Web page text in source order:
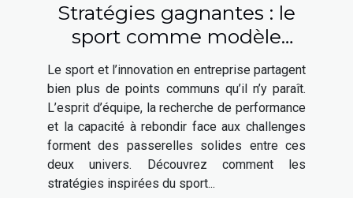
Stratégies gagnantes : le
sport comme modèle
pour l'innovation en
entreprise
Le sport et l’innovation en entreprise partagent
bien plus de points communs qu’il n’y paraît.
L’esprit d’équipe, la recherche de performance
et la capacité à rebondir face aux challenges
forment des passerelles solides entre ces
deux univers. Découvrez comment les
stratégies inspirées du sport...